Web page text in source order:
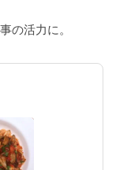
の活力に。